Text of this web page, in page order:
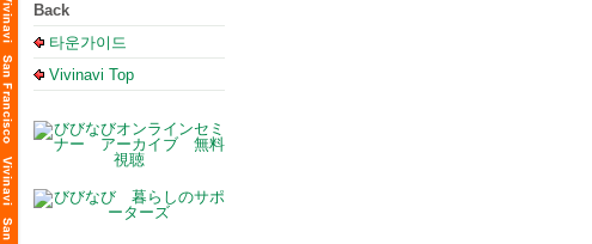
Back
타운가이드
Vivinavi Top